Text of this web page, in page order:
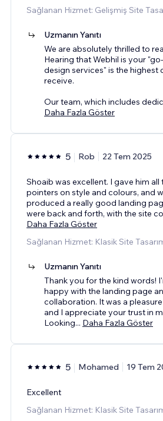
Sağlanan Hizmet: Gelişmiş Site
Uzmanın Yanıtı
We are absolutely thrilled to
Hearing that Webhil is your
design services" is the highest
receive.
Our team, which includes
Daha Fazla Göster
5 Rob 22 Tem 2025
Shoaib was excellent. I gave him
pointers on style and colours, and
produced a really good landing
were back and forth, with the site co
Daha Fazla Göster
Sağlanan Hizmet: Klasik Site
Uzmanın Yanıtı
Thank you for the kind words!
happy with the landing page
collaboration. It was a
and I appreciate your trust in
Looking... Daha Fazla Göster
5 Mohamed 19 Tem
Excellent
Sağlanan Hizmet: Klasik Site